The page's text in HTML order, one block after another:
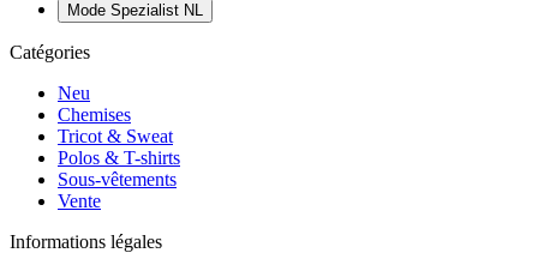
Mode Spezialist NL
Catégories
Neu
Chemises
Tricot & Sweat
Polos & T-shirts
Sous-vêtements
Vente
Informations légales